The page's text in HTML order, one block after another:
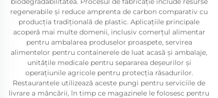
regenerabile și reduce amprenta de carbon comparativ cu
producția tradițională de plastic. Aplicațiile principale
acoperă mai multe domenii, inclusiv comerțul alimentar
pentru ambalarea produselor proaspete, servirea
alimentelor pentru containerele de luat acasă și ambalaje,
unitățile medicale pentru separarea deșeurilor și
operațiunile agricole pentru protecția răsadurilor.
Restaurantele utilizează aceste pungi pentru serviciile de
livrare a mâncării, în timp ce magazinele le folosesc pentru